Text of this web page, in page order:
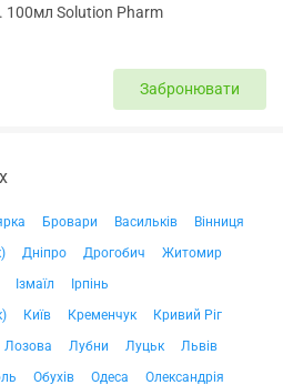
100мл Solution Pharm
Забронювати
Бровари Васильків
Вінниця
Дніпро Дрогобич
Житомир
Ізмаїл
Ірпінь
Київ Кременчук
Кривий Ріг
Лозова Лубни Луцьк
Львів
Обухів Одеса
Олександрія